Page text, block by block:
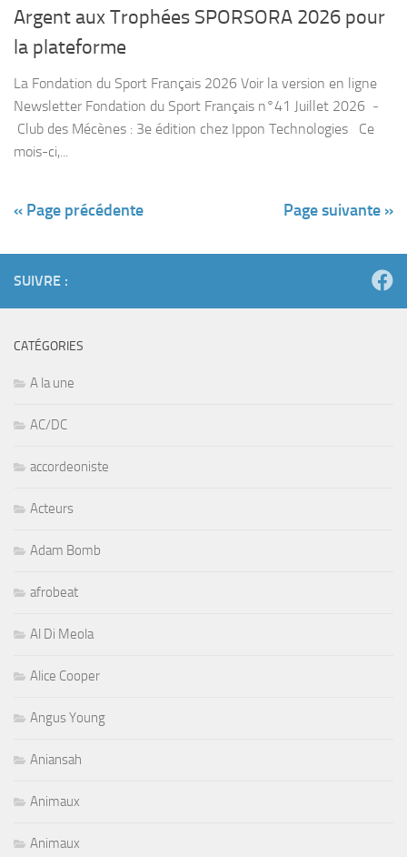
Argent aux Trophées SPORSORA 2026 pour
la plateforme
La Fondation du Sport Français 2026 Voir la version en ligne
Newsletter Fondation du Sport Français n°41 Juillet 2026 ­ ­
Club des Mécènes : 3e édition chez Ippon Technologies Ce
mois-ci,...
« Page précédente Page suivante »
SUIVRE :
CATÉGORIES
A la une
AC/DC
accordeoniste
Acteurs
Adam Bomb
afrobeat
Al Di Meola
Alice Cooper
Angus Young
Aniansah
Animaux
Animaux